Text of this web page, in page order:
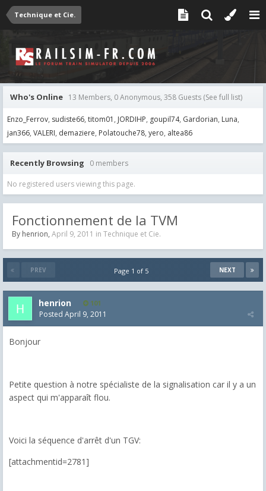
Technique et Cie.
Who's Online 13 Members, 0 Anonymous, 358 Guests (See full list)
Enzo_Ferrov sudiste66 titom01 JORDIHP goupil74 Gardorian Luna
jan366 VALERI demaziere Polatouche78 yero altea86
Recently Browsing 0 members
No registered users viewing this page.
Fonctionnement de la TVM
By henrion, April 9, 2011 in Technique et Cie.
PREV NEXT
Page 1 of 5
henrion 101
Posted April 9, 2011
Bonjour
Petite question à notre spécialiste de la signalisation car il y a un
aspect qui m'apparaît flou.
Voici la séquence d'arrêt d'un TGV:
[attachmentid=2781]